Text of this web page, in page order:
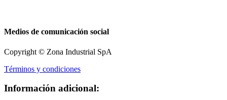
Medios de comunicación social
Copyright © Zona Industrial SpA
Términos y condiciones
Información adicional: